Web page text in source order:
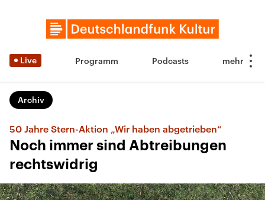
Live Programm Podcasts
Archiv
50 Jahre Stern-Aktion „Wir haben abgetrieben“
Noch immer sind Abtreibungen
rechtswidrig